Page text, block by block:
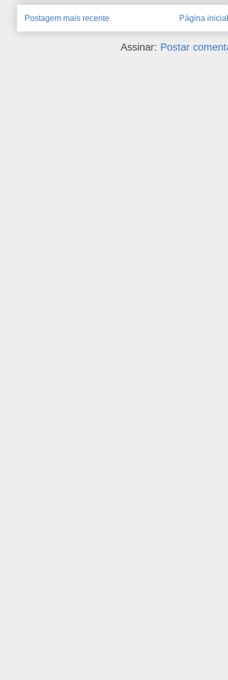
Postagem mais recente Página inicial
Assinar: Postar